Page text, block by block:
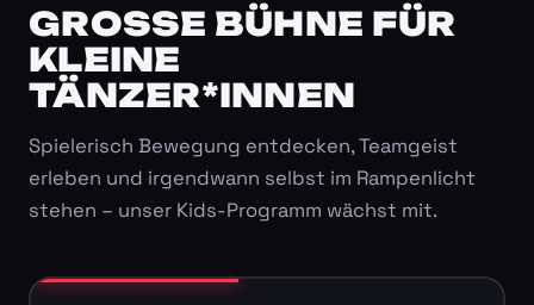
GROSSE BÜHNE FÜR K
LEINE T
ÄNZER*INNEN
Spielerisch Bewegung entdecken, Teamgeist
erleben und irgendwann selbst im Rampenlicht
stehen – unser Kids-Programm wächst mit.